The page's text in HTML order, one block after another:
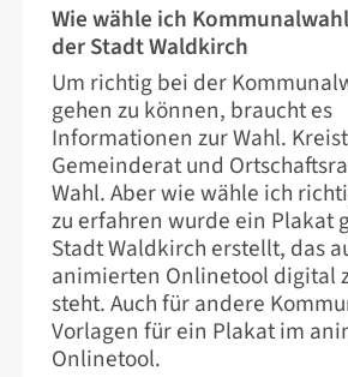
Wie wähle ich
der Stadt Waldkirch
Um richtig bei der
gehen zu können, braucht es
Informationen zur Wahl.
Gemeinderat und
Wahl. Aber wie wähle ich
zu erfahren wurde ein Plakat
Stadt Waldkirch erstellt, das
animierten Onlinetool digital
steht. Auch für andere
Vorlagen für ein Plakat im
Onlinetool.